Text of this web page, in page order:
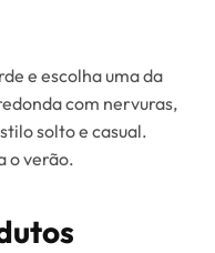
e escolha uma da
com nervuras,
solto e casual.
o verão.